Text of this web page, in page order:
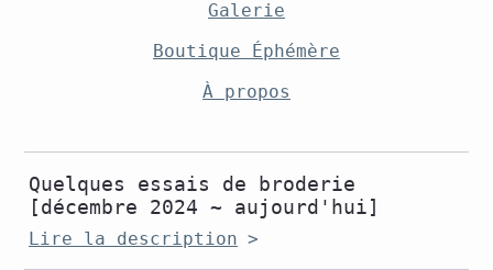
Galerie
Boutique Éphémère
À propos
Quelques essais de broderie
[décembre 2024 ~ aujourd'hui]
Lire la description